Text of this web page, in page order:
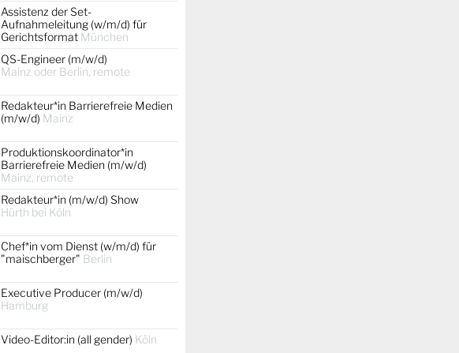
Assistenz der Set-
Aufnahmeleitung (w/m/d) für
Gerichtsformat München
QS-Engineer (m/w/d)
Mainz oder Berlin, remote
Redakteur*in Barrierefreie Medien
(m/w/d) Mainz
Produktionskoordinator*in
Barrierefreie Medien (m/w/d)
Mainz, remote
Redakteur*in (m/w/d) Show
Hürth bei Köln
Chef*in vom Dienst (w/m/d) für
"maischberger" Berlin
Executive Producer (m/w/d)
Hamburg
Video-Editor:in (all gender) Köln